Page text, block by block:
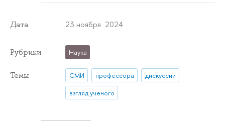
Дата 23 ноября 2024
Рубрики Наука
Темы СМИ профессора
дискуссии
взгляд ученого